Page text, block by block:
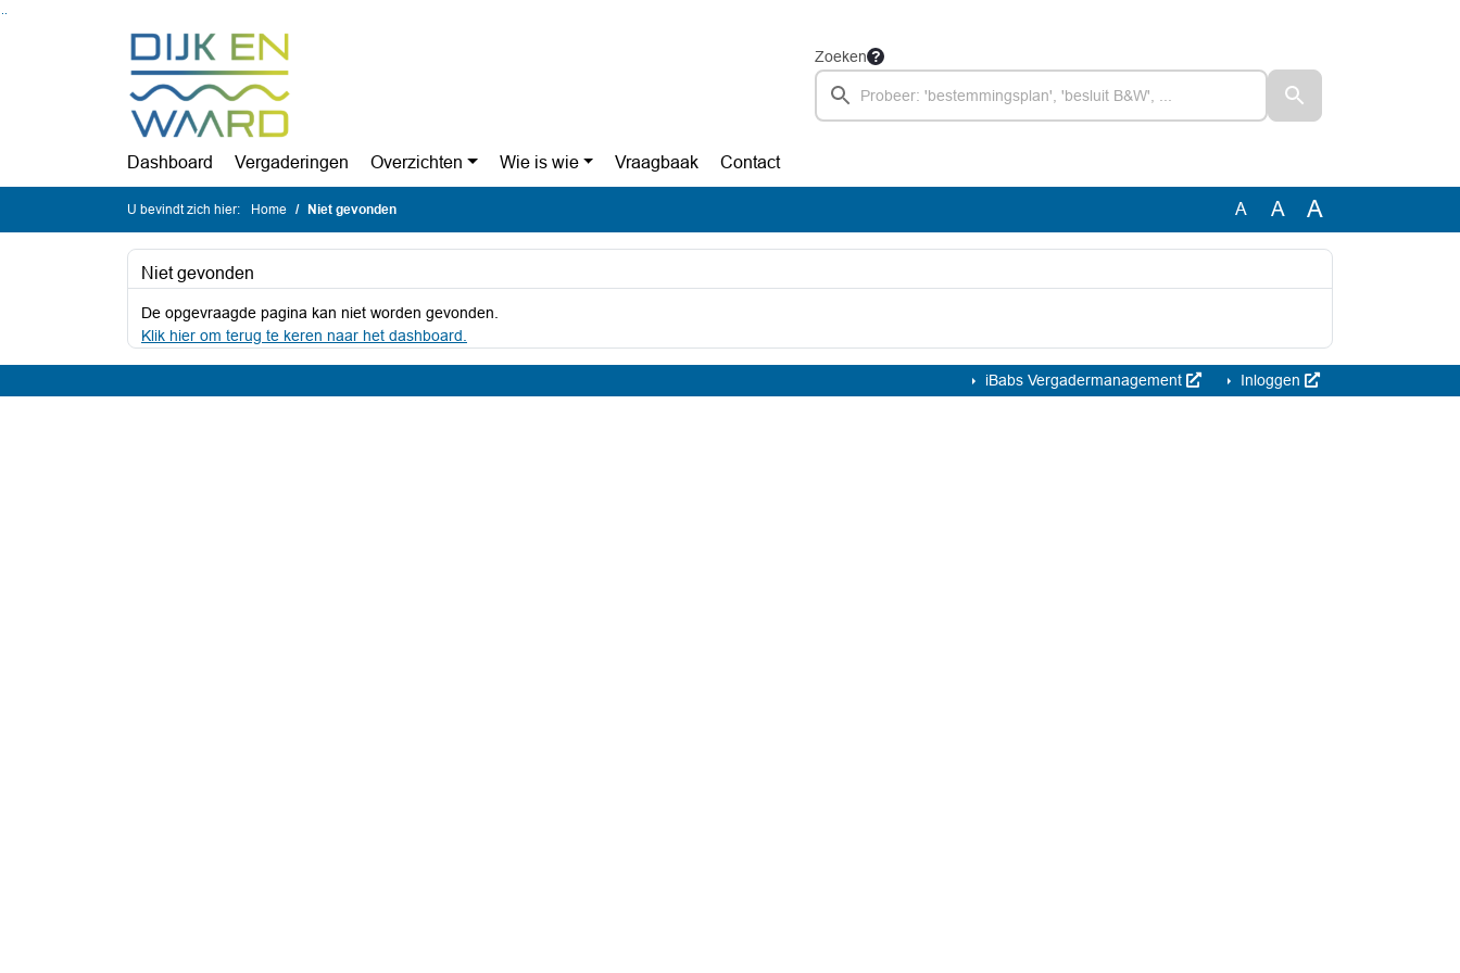
Zoeken
Dashboard Vergaderingen Overzichten Wie is wie Vraagbaak Contact
U bevindt zich hier: Home Niet gevonden A A A
Niet gevonden
De opgevraagde pagina kan niet worden gevonden.
Klik hier om terug te keren naar het dashboard.
iBabs Vergadermanagement Inloggen